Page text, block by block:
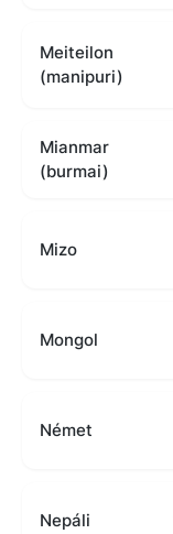
Meiteilon
(manipuri)
Mianmar
(burmai)
Mizo
Mongol
Német
Nepáli